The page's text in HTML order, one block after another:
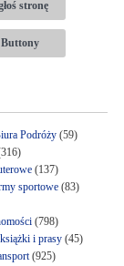
stronę
Buttony
Podróży(59)
(137)
sportowe(83)
(798)
i prasy(45)
(925)